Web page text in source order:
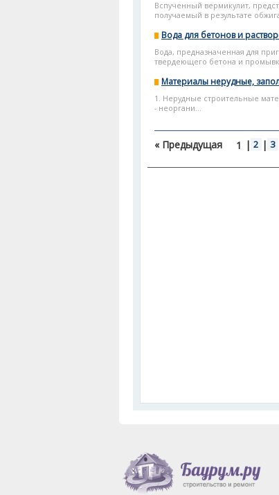
Вспученный вермикулит,
получаемый в результате
Вода для бетонов и
Вода, предназначенная для
твердеющего бетона и
Материалы нерудные,
1. Нерудные строительные
- неоргани...
« Предыдущая 1 | 2 | 3